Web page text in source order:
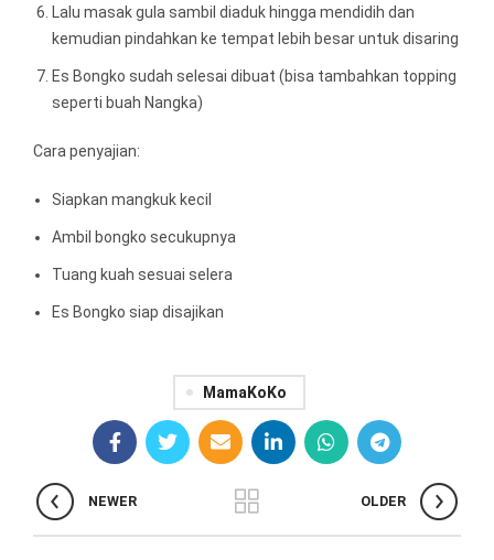
Lalu masak gula sambil diaduk hingga mendidih dan
kemudian pindahkan ke tempat lebih besar untuk disaring
Es Bongko sudah selesai dibuat (bisa tambahkan topping
seperti buah Nangka)
Cara penyajian:
Siapkan mangkuk kecil
Ambil bongko secukupnya
Tuang kuah sesuai selera
Es Bongko siap disajikan
MamaKoKo
NEWER OLDER